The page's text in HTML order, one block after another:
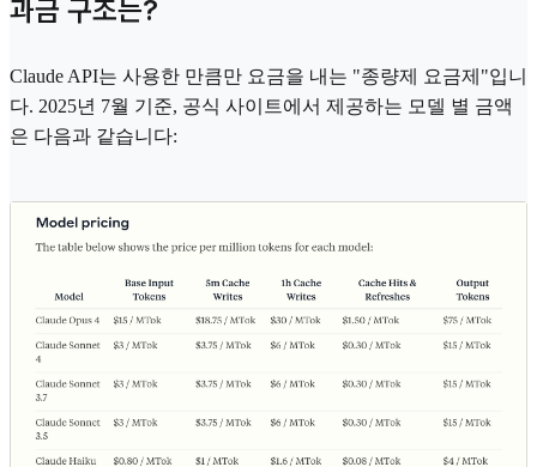
과금 구조는?
Claude API는 사용한 만큼만 요금을 내는 "종량제 요금제"입니
다. 2025년 7월 기준, 공식 사이트에서 제공하는 모델 별 금액
은 다음과 같습니다: